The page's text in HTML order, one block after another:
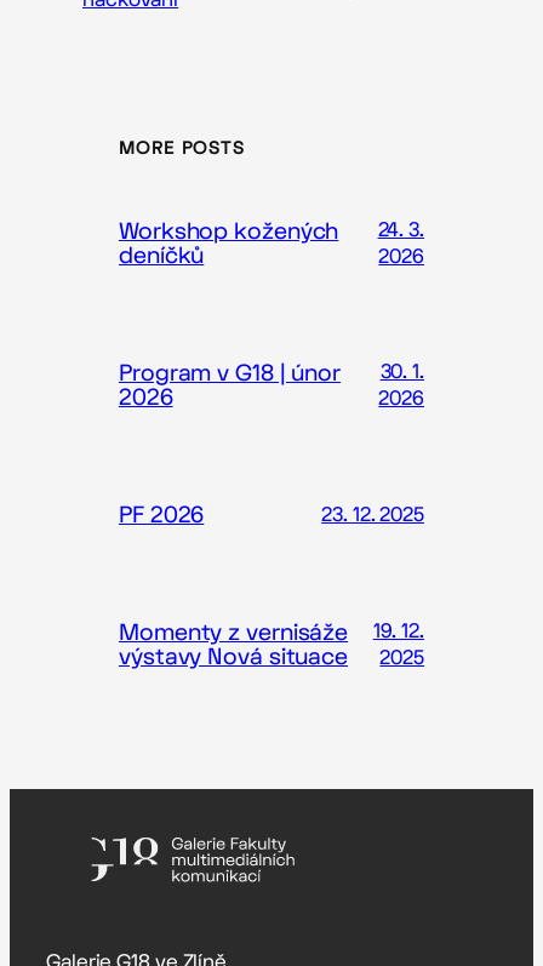
MORE POSTS
Workshop kožených
deníčků
24. 3.
2026
Program v G18 | únor
2026
30. 1.
2026
PF 2026 23. 12. 2025
Momenty z vernisáže
výstavy Nová situace
19. 12.
2025